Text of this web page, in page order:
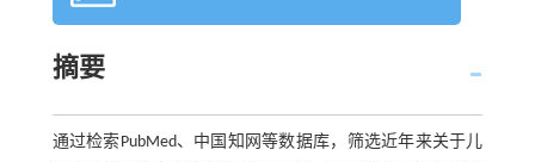
摘要
通过检索PubMed、中国知网等数据库，筛选近年来关于儿